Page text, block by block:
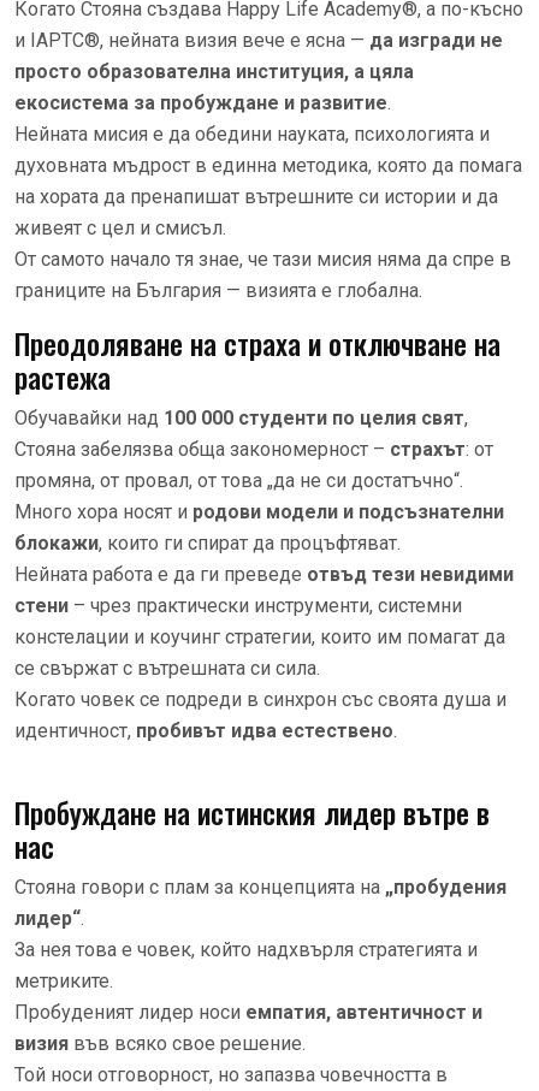
Когато Стояна създава Happy Life Academy®, а по-късно
и IAPTC®, нейната визия вече е ясна — да изгради не
просто образователна институция, а цяла
екосистема за пробуждане и развитие.
Нейната мисия е да обедини науката, психологията и
духовната мъдрост в единна методика, която да помага
на хората да пренапишат вътрешните си истории и да
живеят с цел и смисъл.
От самото начало тя знае, че тази мисия няма да спре в
границите на България — визията е глобална.
Преодоляване на страха и отключване на
растежа
Обучавайки над 100 000 студенти по целия свят,
Стояна забелязва обща закономерност – страхът: от
промяна, от провал, от това „да не си достатъчно“.
Много хора носят и родови модели и подсъзнателни
блокажи, които ги спират да процъфтяват.
Нейната работа е да ги преведе отвъд тези невидими
стени – чрез практически инструменти, системни
констелации и коучинг стратегии, които им помагат да
се свържат с вътрешната си сила.
Когато човек се подреди в синхрон със своята душа и
идентичност, пробивът идва естествено.
Пробуждане на истинския лидер вътре в
нас
Стояна говори с плам за концепцията на „пробудения
лидер“.
За нея това е човек, който надхвърля стратегията и
метриките.
Пробуденият лидер носи емпатия, автентичност и
визия във всяко свое решение.
Той носи отговорност, но запазва човечността в